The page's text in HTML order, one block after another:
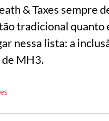
& Taxes sempre
tradicional quanto
nessa lista: a
MH3.